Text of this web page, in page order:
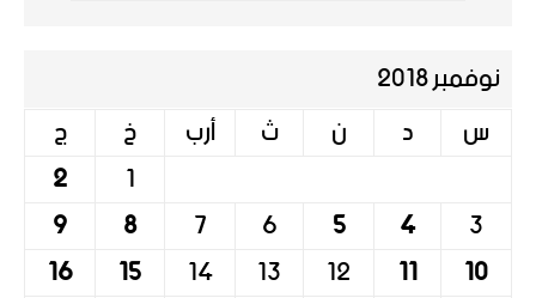
نوفمبر 2018
س
د ن ث أرب خ ج
1
2
3
4
5
6
7
8
9
10
11
12
13
14
15
16